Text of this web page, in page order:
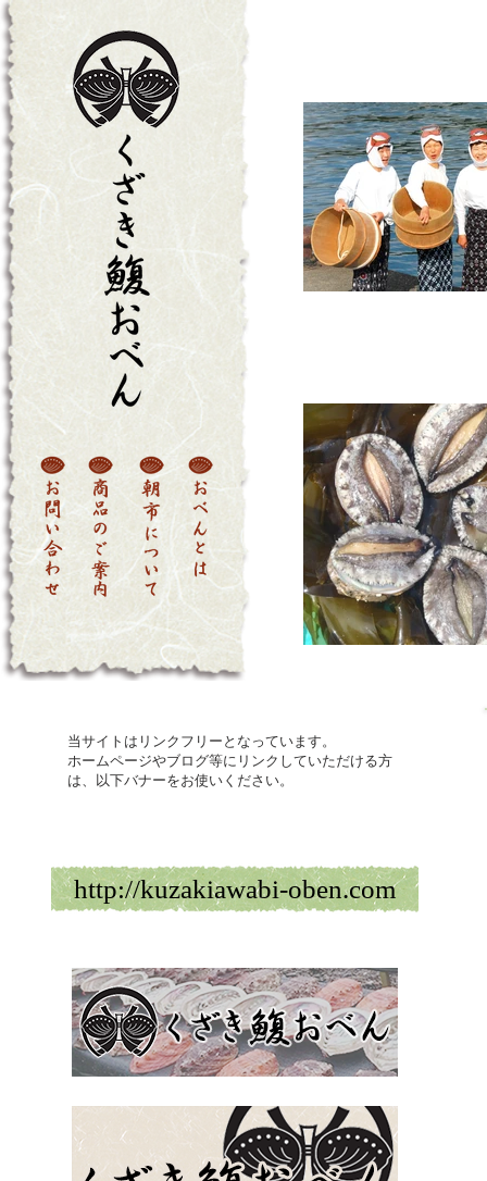
当サイトはリンクフリーとなっています。
ホームページやブログ等にリンクしていただける方
は、以下バナーをお使いください。
http://kuzakiawabi-oben.com